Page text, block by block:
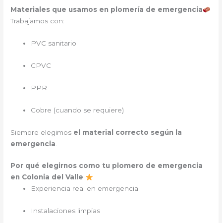
Materiales que usamos en plomería de emergencia
Trabajamos con:
PVC sanitario
CPVC
PPR
Cobre (cuando se requiere)
Siempre elegimos el material correcto según la
emergencia
Por qué elegirnos como tu plomero de emergencia
en Colonia del Valle
Experiencia real en emergencia
Instalaciones limpias